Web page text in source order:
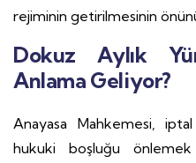
rejiminin getirilmesinin
Dokuz Aylık
Anlama Geliyor?
Anayasa Mahkemesi,
hukuki boşluğu